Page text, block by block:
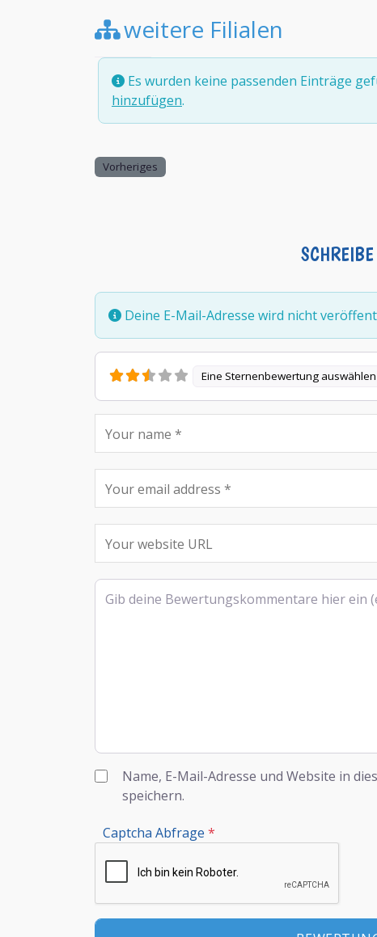
weitere Filialen
Es wurden keine passenden Einträge
hinzufügen.
Vorheriges
Deine E-Mail-Adresse wird nicht
Eine Sternenbewertung auswählen
Rezensionstext
Name, E-Mail-Adresse und Website in
speichern.
Captcha Abfrage *